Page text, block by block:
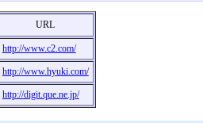
URL
http://www.c2.com/
http://www.hyuki.com/
http://digit.que.ne.jp/